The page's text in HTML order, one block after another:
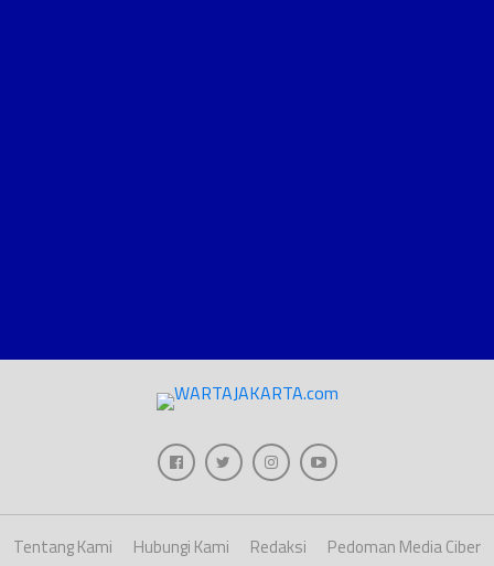
Tentang Kami Hubungi Kami Redaksi
Pedoman Media Ciber